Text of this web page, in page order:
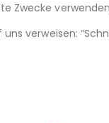
Zwecke
verweisen: